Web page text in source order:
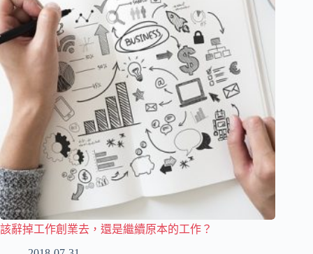
該辭掉工作創業去，還是繼續原本的工作？